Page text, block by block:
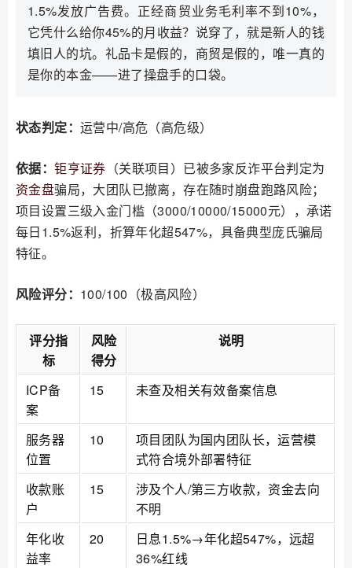
1.5%发放广告费。正经商贸业务毛利率不到10%，
它凭什么给你45%的月收益？说穿了，就是新人的钱
填旧人的坑。礼品卡是假的，商贸是假的，唯一真的
是你的本金——进了操盘手的口袋。
状态判定： 运营中/高危（高危级）
依据：钜亨证券 （关联项目）已被多家反诈平台判定为
资金盘骗局，大团队已撤离，存在随时崩盘跑路风险；
项目设置三级入金门槛（3000/10000/15000元），承诺
每日1.5%返利，折算年化超547%，具备典型庞氏骗局
特征。
风险评分： 100/100（极高风险）
评分指
标
风险
得分
说明
ICP备
案
15 未查及相关有效备案信息
服务器
位置
10
项目团队为国内团队长，运营模
式符合境外部署特征
收款账
户
15
涉及个人/第三方收款，资金去向
不明
年化收
益率
20
日息1.5%→年化超547%，远超
36%红线